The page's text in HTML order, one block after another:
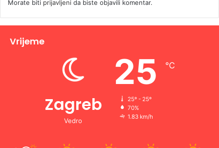
Morate biti prijavljeni da biste objavili komentar.
Vrijeme
Zagreb
Vedro
25 ℃
25º - 25º
70%
1.83 km/h